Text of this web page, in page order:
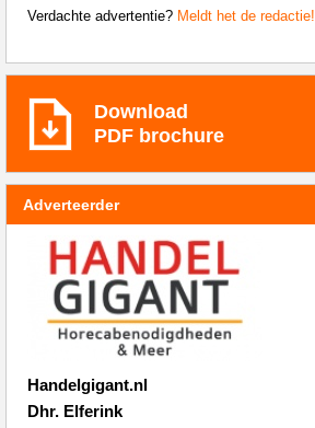
Verdachte advertentie? Meldt het de redactie!
Download
PDF brochure
Adverteerder
Handelgigant.nl
Dhr. Elferink